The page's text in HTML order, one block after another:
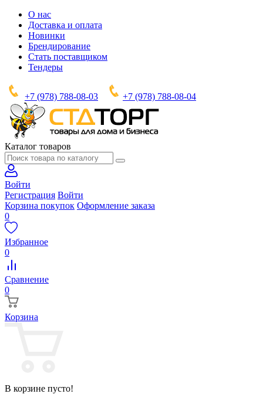
О нас
Доставка и оплата
Новинки
Брендирование
Стать поставщиком
Тендеры
+7 (978) 788-08-03 +7 (978) 788-08-04
Каталог товаров
Войти
Регистрация Войти
Корзина покупок Оформление заказа
0
Избранное
0
Сравнение
0
Корзина
В корзине пусто!